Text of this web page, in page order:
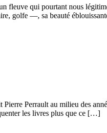
fleuve qui pourtant nous
golfe —, sa beauté
Perrault au milieu des
les livres plus que ce […]